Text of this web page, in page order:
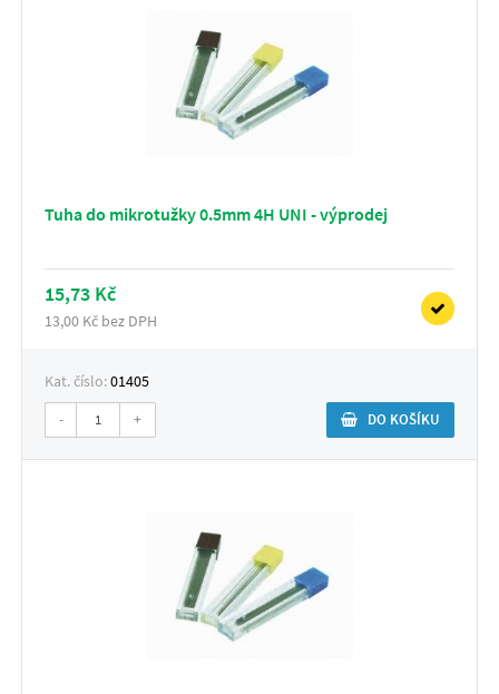
Tuha do mikrotužky 0.5mm 4H UNI - výprodej
15,73 Kč
13,00 Kč bez DPH
Kat. číslo:01405
- + DO KOŠÍKU